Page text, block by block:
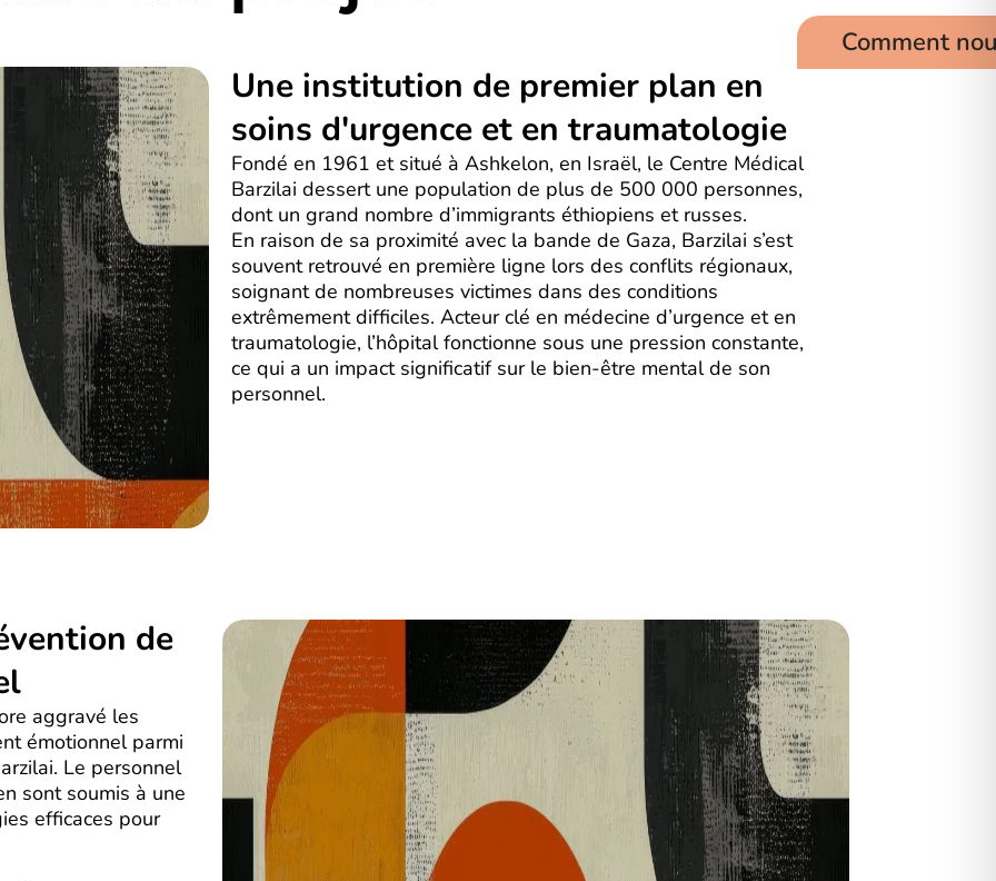
Une institution de premier plan en
soins d'urgence et en traumatologie
Fondé en 1961 et situé à Ashkelon, en Israël, le Centre Médical
Barzilai dessert une population de plus de 500 000 personnes,
dont un grand nombre d’immigrants éthiopiens et russes.
En raison de sa proximité avec la bande de Gaza, Barzilai s’est
souvent retrouvé en première ligne lors des conflits régionaux,
soignant de nombreuses victimes dans des conditions
extrêmement difficiles. Acteur clé en médecine d’urgence et en
traumatologie, l’hôpital fonctionne sous une pression constante,
ce qui a un impact significatif sur le bien-être mental de son
personnel.
de
aggravé les
émotionnel parmi
Le personnel
sont soumis à une
efficaces pour
Comment